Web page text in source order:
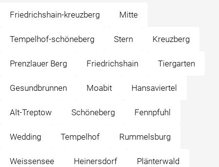
Friedrichshain-kreuzberg Mitte
Tempelhof-schöneberg Stern Kreuzberg
Prenzlauer Berg Friedrichshain Tiergarten
Gesundbrunnen Moabit Hansaviertel
Alt-Treptow Schöneberg Fennpfuhl
Wedding Tempelhof Rummelsburg
Weissensee Heinersdorf Plänterwald